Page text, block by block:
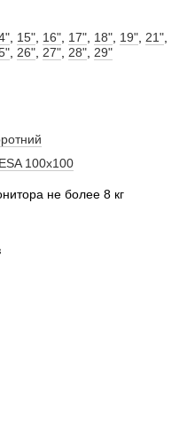
15" 16" 17" 18" 19" 21"
26" 27" 28" 29"
100x100
не более 8 кг